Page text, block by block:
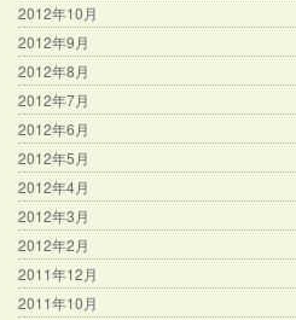
2012年10月
2012年9月
2012年8月
2012年7月
2012年6月
2012年5月
2012年4月
2012年3月
2012年2月
2011年12月
2011年10月